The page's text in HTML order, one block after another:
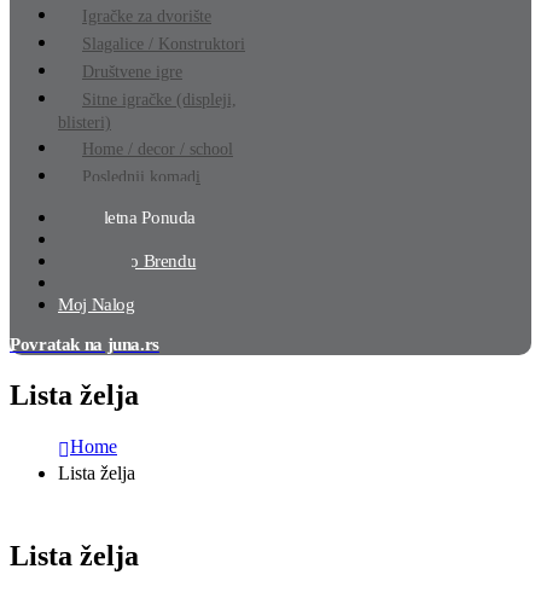
Igračke za dvorište
Slagalice / Konstruktori
Društvene igre
Sitne igračke (displeji,
blisteri)
Home / decor / school
Poslednji komadi
Kompletna Ponuda
Pretraga Po Brendu
Moj Nalog
Povratak na juna.rs
Lista želja
Home
Lista želja
Lista želja